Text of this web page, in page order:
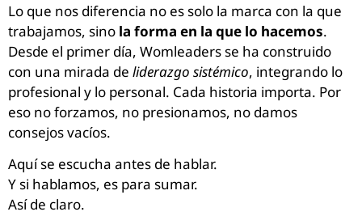
Lo que nos diferencia no es solo la marca con la que
trabajamos, sino la forma en la que lo hacemos.
Desde el primer día, Womleaders se ha construido
con una mirada de liderazgo sistémico, integrando lo
profesional y lo personal. Cada historia importa. Por
eso no forzamos, no presionamos, no damos
consejos vacíos.
Aquí se escucha antes de hablar.
Y si hablamos, es para sumar.
Así de claro.